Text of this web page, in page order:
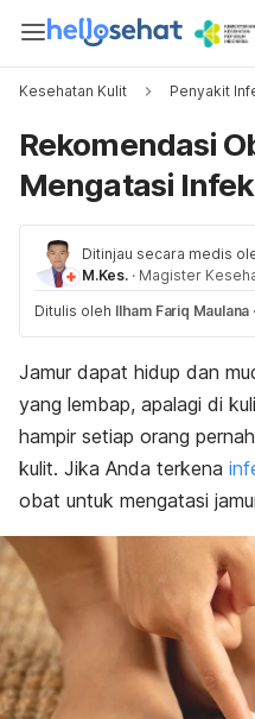
Kesehatan Kulit Penyakit
Rekomendasi
Mengatasi
Ditinjau secara medis
M.Kes. · Magister
Ditulis oleh Ilham Fariq Maulana ·
Jamur dapat hidup dan
yang lembap, apalagi di
hampir setiap orang
kulit. Jika Anda terkena
obat untuk mengatasi